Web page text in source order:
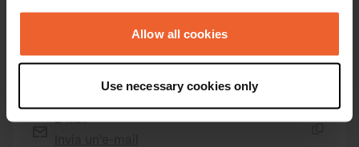
any time from the Cookie Declaration or by clicking on
the Privacy trigger icon.
Collect information about your geographical location
which can be accurate to within several meters
Allow all cookies
Use necessary cookies only
Mappa
Mostra sulla mappa
Sito web
Visita il sito web
E-mail